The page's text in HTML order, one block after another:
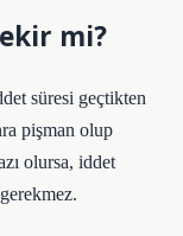
mi?
süresi geçtikten
pişman olup
olursa, iddet